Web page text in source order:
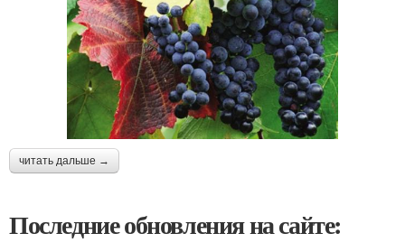
читать дальше →
Последние обновления на сайте: